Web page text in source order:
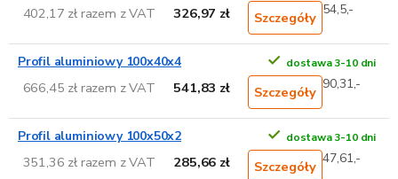
402,17 zł razem z VAT 326,97 zł Szczegóły 54,5,-
Profil aluminiowy 100x40x4 dostawa 3-10 dni
666,45 zł razem z VAT 541,83 zł Szczegóły 90,31,-
Profil aluminiowy 100x50x2 dostawa 3-10 dni
351,36 zł razem z VAT 285,66 zł Szczegóły 47,61,-